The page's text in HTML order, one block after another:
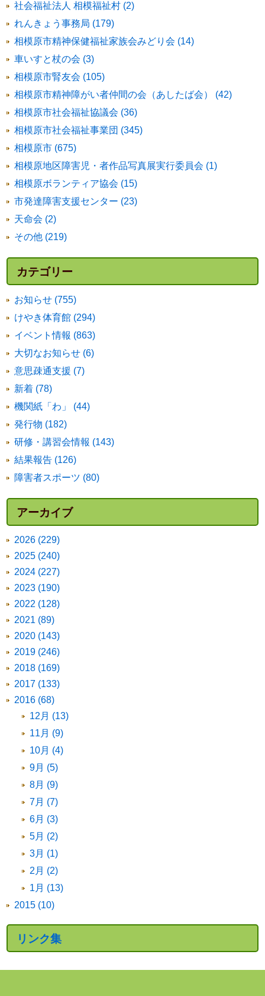
社会福祉法人 相模福祉村 (2)
れんきょう事務局 (179)
相模原市精神保健福祉家族会みどり会 (14)
車いすと杖の会 (3)
相模原市腎友会 (105)
相模原市精神障がい者仲間の会（あしたば会） (42)
相模原市社会福祉協議会 (36)
相模原市社会福祉事業団 (345)
相模原市 (675)
相模原地区障害児・者作品写真展実行委員会 (1)
相模原ボランティア協会 (15)
市発達障害支援センター (23)
天命会 (2)
その他 (219)
カテゴリー
お知らせ (755)
けやき体育館 (294)
イベント情報 (863)
大切なお知らせ (6)
意思疎通支援 (7)
新着 (78)
機関紙「わ」 (44)
発行物 (182)
研修・講習会情報 (143)
結果報告 (126)
障害者スポーツ (80)
アーカイブ
2026 (229)
2025 (240)
2024 (227)
2023 (190)
2022 (128)
2021 (89)
2020 (143)
2019 (246)
2018 (169)
2017 (133)
2016 (68)
12月 (13)
11月 (9)
10月 (4)
9月 (5)
8月 (9)
7月 (7)
6月 (3)
5月 (2)
3月 (1)
2月 (2)
1月 (13)
2015 (10)
リンク集